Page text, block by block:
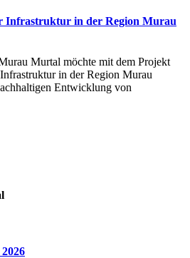
Infrastruktur in der Region Murau
Murtal möchte mit dem Projekt
in der Region Murau
Entwicklung von